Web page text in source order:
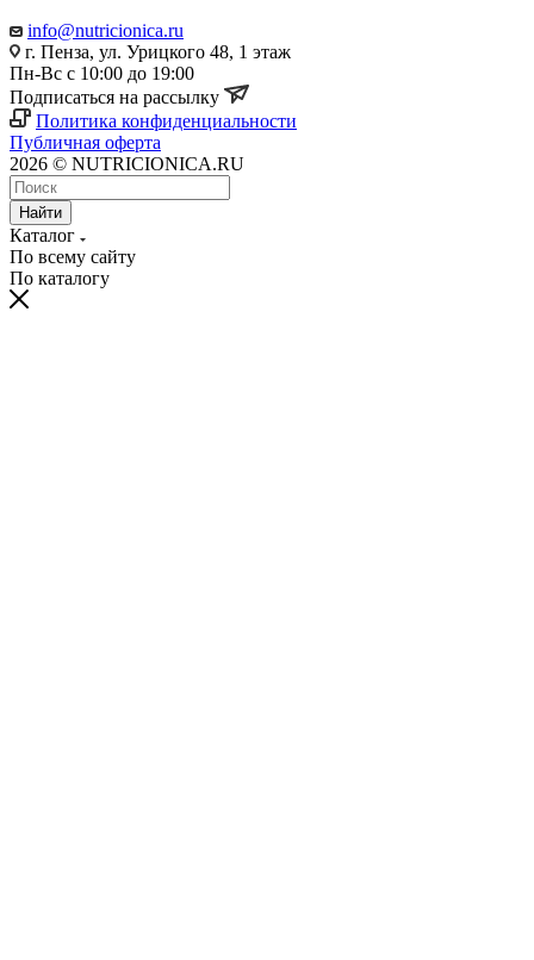
info@nutricionica.ru
г. Пенза, ул. Урицкого 48, 1 этаж
Пн-Вс с 10:00 до 19:00
Подписаться на рассылку
Политика конфиденциальности
Публичная оферта
2026 © NUTRICIONICA.RU
Найти
Каталог
По всему сайту
По каталогу